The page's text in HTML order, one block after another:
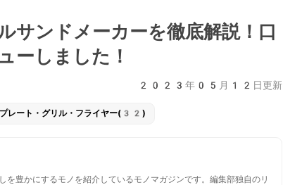
サンドメーカーを徹底解説！口
ーしました！
2023年05月12日更新
レート・グリル・フライヤー(32)
豊かにするモノを紹介しているモノマガジンです。編集部独自のリ